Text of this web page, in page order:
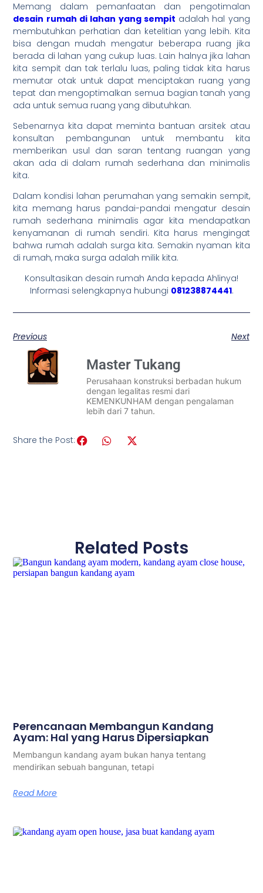
Memang dalam pemanfaatan dan pengotimalan
desain rumah di lahan yang sempit adalah hal yang
membutuhkan perhatian dan ketelitian yang lebih. Kita
bisa dengan mudah mengatur beberapa ruang jika
berada di lahan yang cukup luas. Lain halnya jika lahan
kita sempit dan tak terlalu luas, paling tidak kita harus
memutar otak untuk dapat menciptakan ruang yang
tepat dan mengoptimalkan semua bagian tanah yang
ada untuk semua ruang yang dibutuhkan.
Sebenarnya kita dapat meminta bantuan arsitek atau
konsultan pembangunan untuk membantu kita
memberikan usul dan saran tentang ruangan yang
akan ada di dalam rumah sederhana dan minimalis
kita.
Dalam kondisi lahan perumahan yang semakin sempit,
kita memang harus pandai-pandai mengatur desain
rumah sederhana minimalis agar kita mendapatkan
kenyamanan di rumah sendiri. Kita harus mengingat
bahwa rumah adalah surga kita. Semakin nyaman kita
di rumah, maka surga adalah milik kita.
Konsultasikan desain rumah Anda kepada Ahlinya!
Informasi selengkapnya hubungi 081238874441.
Previous Next
Master Tukang
Perusahaan konstruksi berbadan hukum
dengan legalitas resmi dari
KEMENKUNHAM dengan pengalaman
lebih dari 7 tahun.
Share the Post:
Related Posts
Perencanaan Membangun Kandang
Ayam: Hal yang Harus Dipersiapkan
Membangun kandang ayam bukan hanya tentang
mendirikan sebuah bangunan, tetapi
Read More